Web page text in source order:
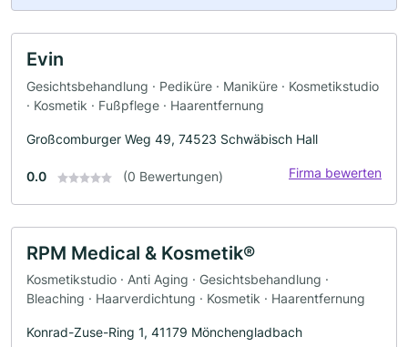
Evin
Gesichtsbehandlung · Pediküre · Maniküre · Kosmetikstudio
· Kosmetik · Fußpflege · Haarentfernung
Großcomburger Weg 49, 74523 Schwäbisch Hall
0.0 (0 Bewertungen) Firma bewerten
RPM Medical & Kosmetik®
Kosmetikstudio · Anti Aging · Gesichtsbehandlung ·
Bleaching · Haarverdichtung · Kosmetik · Haarentfernung
Konrad-Zuse-Ring 1, 41179 Mönchengladbach